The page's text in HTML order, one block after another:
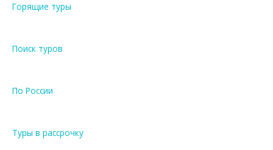
Горящие туры
Поиск туров
По России
Туры в рассрочку